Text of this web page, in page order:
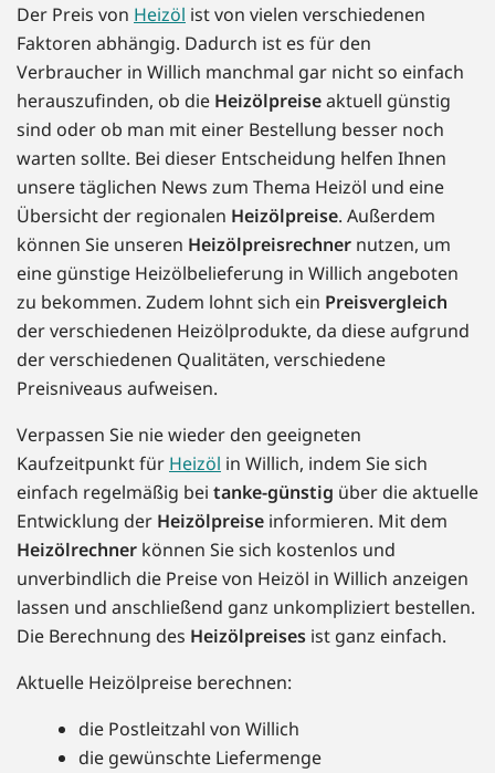
Der Preis von Heizöl ist von vielen verschiedenen
Faktoren abhängig. Dadurch ist es für den
Verbraucher in Willich manchmal gar nicht so einfach
herauszufinden, ob die Heizölpreiseaktuell günstig
sind oder ob man mit einer Bestellung besser noch
warten sollte. Bei dieser Entscheidung helfen Ihnen
unsere täglichen News zum Thema Heizöl und eine
Übersicht der regionalen Heizölpreise. Außerdem
können Sie unseren Heizölpreisrechner nutzen, um
eine günstige Heizölbelieferung in Willich angeboten
zu bekommen. Zudem lohnt sich ein Preisvergleich
der verschiedenen Heizölprodukte, da diese aufgrund
der verschiedenen Qualitäten, verschiedene
Preisniveaus aufweisen.
Verpassen Sie nie wieder den geeigneten
Kaufzeitpunkt für Heizöl in Willich, indem Sie sich
einfach regelmäßig bei tanke-günstig über die aktuelle
Entwicklung der Heizölpreise informieren. Mit dem
Heizölrechner können Sie sich kostenlos und
unverbindlich die Preise von Heizöl in Willich anzeigen
lassen und anschließend ganz unkompliziert bestellen.
Die Berechnung des Heizölpreises ist ganz einfach.
Aktuelle Heizölpreise berechnen:
die Postleitzahl von Willich
die gewünschte Liefermenge